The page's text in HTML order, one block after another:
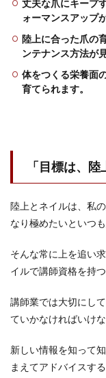
丈夫な爪にキープ
ォーマンスアップ
陸上に合った爪の
ンテナンス方法が
体をつくる栄養面
育てられます。
「目標は、
陸上とネイルは、私
なり極めたいといつも
そんな常に上を追い
イルで講師資格を持
講師業では大切にし
ていかなければいけな
新しい情報を知って
まえてアドバイスす